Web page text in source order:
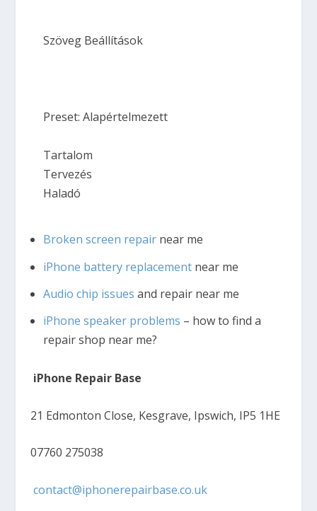
Szöveg Beállítások
Preset: Alapértelmezett
Tartalom
Tervezés
Haladó
Broken screen repairnear me
iPhone battery replacementnear me
Audio chip issues and repair near me
iPhone speaker problems – how to find a
repair shop near me?
iPhone Repair Base
21 Edmonton Close, Kesgrave, Ipswich, IP5 1HE
07760 275038
contact@iphonerepairbase.co.uk